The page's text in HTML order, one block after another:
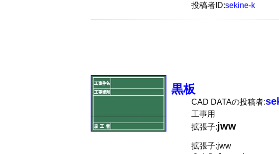
投稿者ID:sekine-k
黒板
CAD DATAの投稿者:
工事用
拡張子:jww
拡張子:jww